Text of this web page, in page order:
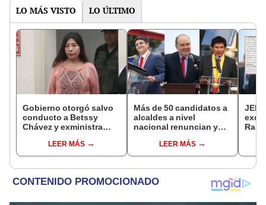
LO MÁS VISTO LO ÚLTIMO
Gobierno otorgó salvo
conducto a Betssy
Chávez y exministra
madrugadaLEER MÁS
Más de 50 candidatos a
alcaldes a nivel
nacional renuncian y
encubiertaLEER MÁS
JEE